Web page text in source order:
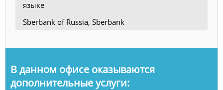
языке
Sberbank of Russia, Sberbank
В данном офисе оказываются
дополнительные услуги: